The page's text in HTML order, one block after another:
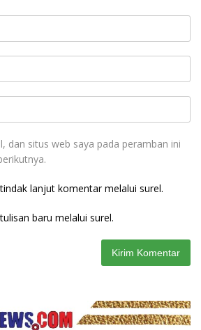
dan situs web saya pada peramban ini
lanjut komentar melalui surel.
baru melalui surel.